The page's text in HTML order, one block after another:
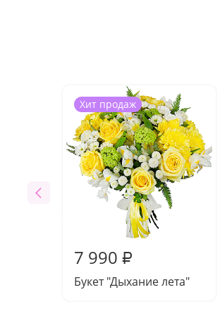
Хит продаж
7 990 ₽
Букет "Дыхание лета"